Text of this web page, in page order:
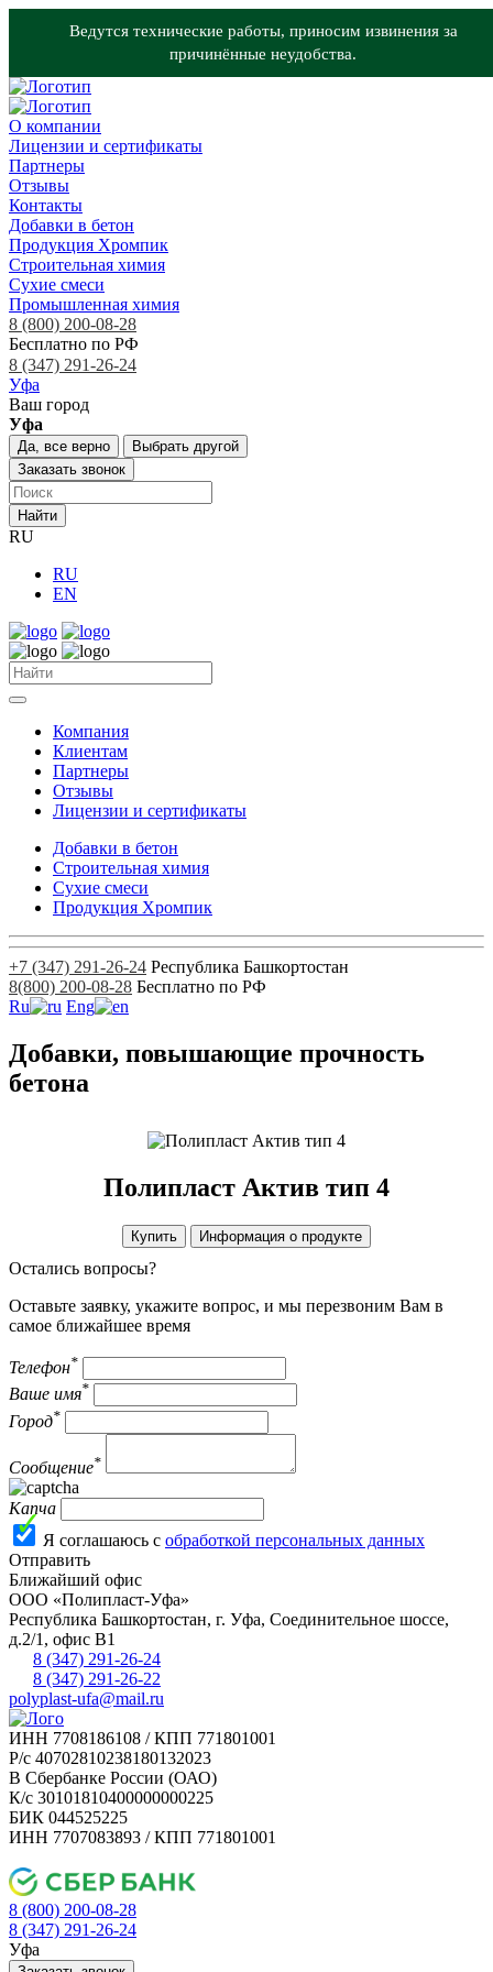
Ведутся технические работы, приносим извинения за
причинённые неудобства.
О компании
Лицензии и сертификаты
Партнеры
Отзывы
Контакты
Добавки в бетон
Продукция Хромпик
Строительная химия
Сухие смеси
Промышленная химия
8 (800) 200-08-28
Бесплатно по РФ
8 (347) 291-26-24
Уфа
Ваш город
Уфа
Да, все верно
Выбрать другой
Заказать звонок
Найти
RU
RU
EN
Компания
Клиентам
Партнеры
Отзывы
Лицензии и сертификаты
Добавки в бетон
Строительная химия
Сухие смеси
Продукция Хромпик
+7 (347) 291-26-24 Республика Башкортостан
8(800) 200-08-28 Бесплатно по РФ
Ru
Eng
Добавки, повышающие прочность
бетона
Полипласт Актив тип 4
Купить Информация о продукте
Остались вопросы?
Оставьте заявку, укажите вопрос, и мы перезвоним Вам в
самое ближайшее время
Телефон*
Ваше имя*
Город*
Сообщение*
Капча
Я соглашаюсь с обработкой персональных данных
Отправить
Ближайший офис
ООО «Полипласт-Уфа»
Республика Башкортостан, г. Уфа, Соединительное шоссе,
д.2/1, офис В1
8 (347) 291-26-24
8 (347) 291-26-22
polyplast-ufa@mail.ru
ИНН 7708186108 / КПП 771801001
Р/с 40702810238180132023
В Сбербанке России (ОАО)
К/с 30101810400000000225
БИК 044525225
ИНН 7707083893 / КПП 771801001
8 (800) 200-08-28
8 (347) 291-26-24
Уфа